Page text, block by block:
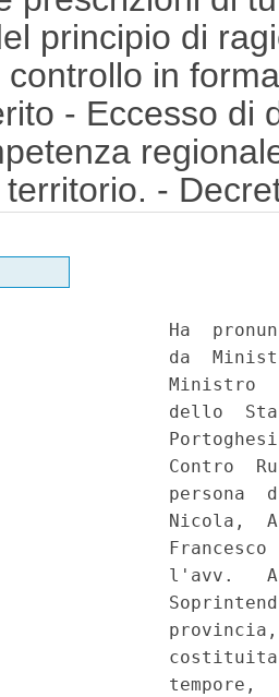
principio di
in
- Eccesso di
-
legislativo 24
artt. 3, 76 e
2, lett. d).